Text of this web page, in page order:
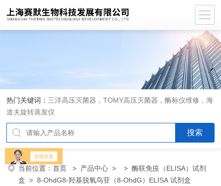
热门关键词： 三洋高压灭菌器，TOMY高压灭菌器，酶标仪维修，海
道夫旋转蒸发仪
当前位置：首页 > 产品中心 > >酶联免疫（ELISA）试剂
盒 > 8-OhdG8-羟基脱氧鸟苷（8-OhdG）ELISA 试剂盒